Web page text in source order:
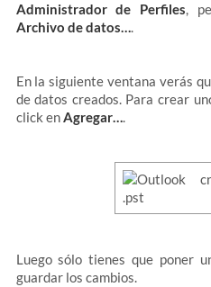
Administrador de Perfiles,
Archivo de datos….
En la siguiente ventana verás
de datos creados. Para crear
click enAgregar….
Luego sólo tienes que poner
guardar los cambios.